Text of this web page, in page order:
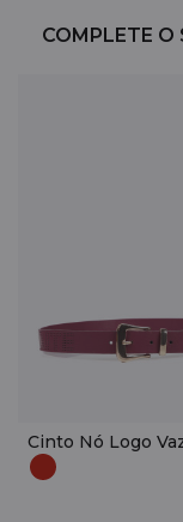
COMPLETE O
Cinto Nó Logo